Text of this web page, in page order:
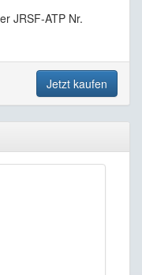
JRSF-ATP Nr.
Jetzt kaufen